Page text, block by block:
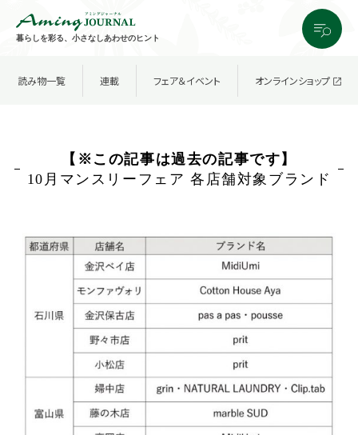
暮らしを彩る、小さなしあわせのヒント
読み物一覧 連載 フェア＆イベント オンラインショップ
【※この記事は過去の記事です】
10月マンスリーフェア 各店舗対象ブランド